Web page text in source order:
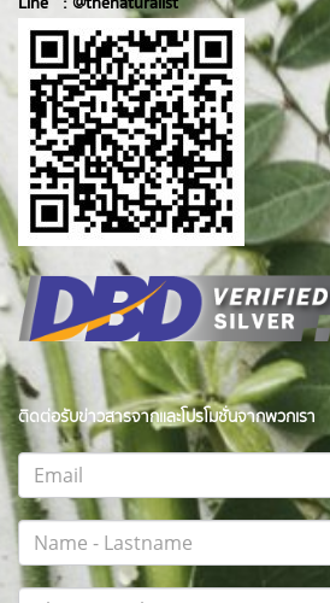
ติดต่อรับข่าวสารจากและโปรโมชั่นจากพวกเรา